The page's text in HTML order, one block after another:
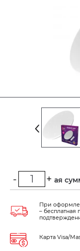
Минимальная
- +
При
– бесплатная
Карта Visa/